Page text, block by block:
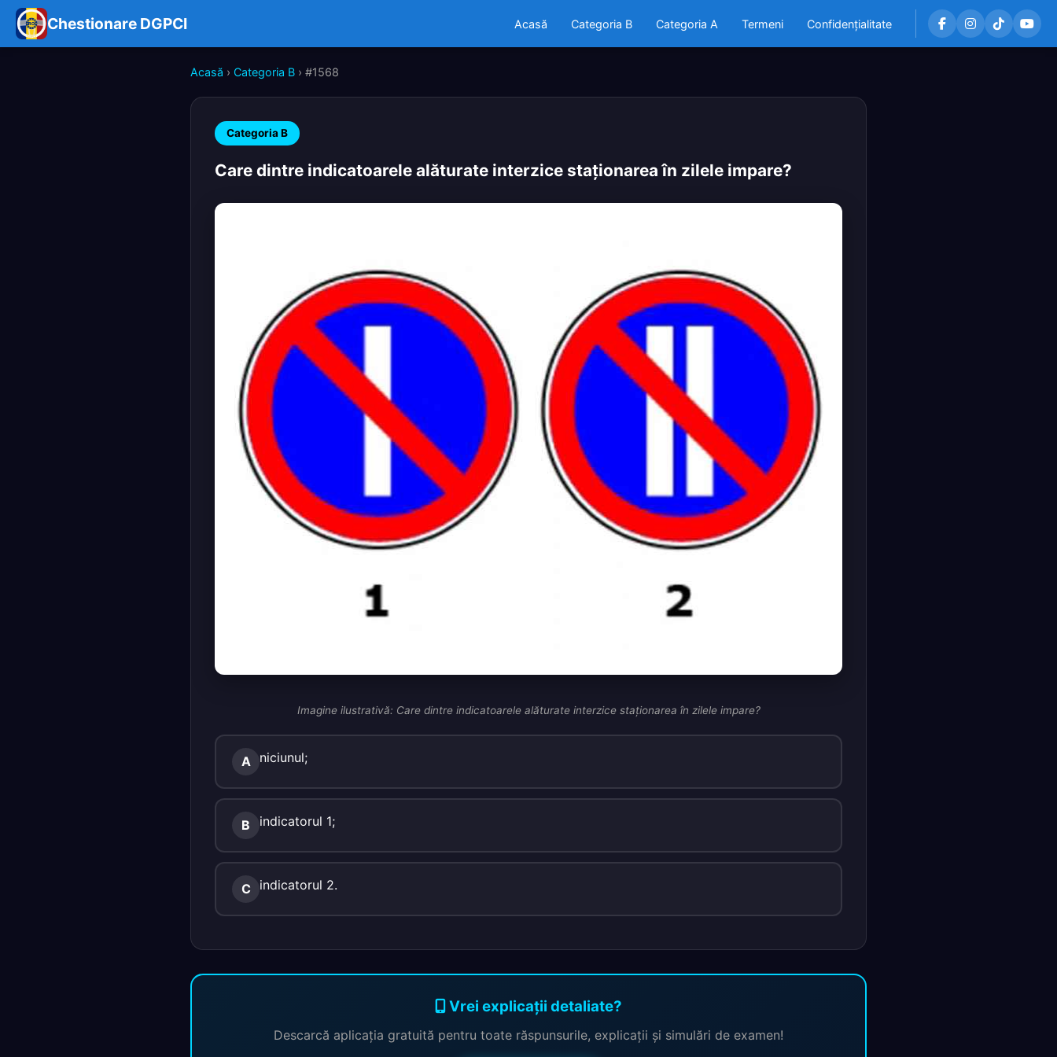
Chestionare DGPCI Acasă Categoria B Categoria A Termeni Confidențialitate
Acasă › Categoria B › #1568
Categoria B
Care dintre indicatoarele alăturate interzice staţionarea în zilele impare?
Imagine ilustrativă: Care dintre indicatoarele alăturate interzice staţionarea în zilele impare?
A niciunul;
B indicatorul 1;
C indicatorul 2.
Vrei explicații detaliate?
Descarcă aplicația gratuită pentru toate răspunsurile, explicații și simulări de examen!